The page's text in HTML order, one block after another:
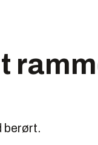
berørt.